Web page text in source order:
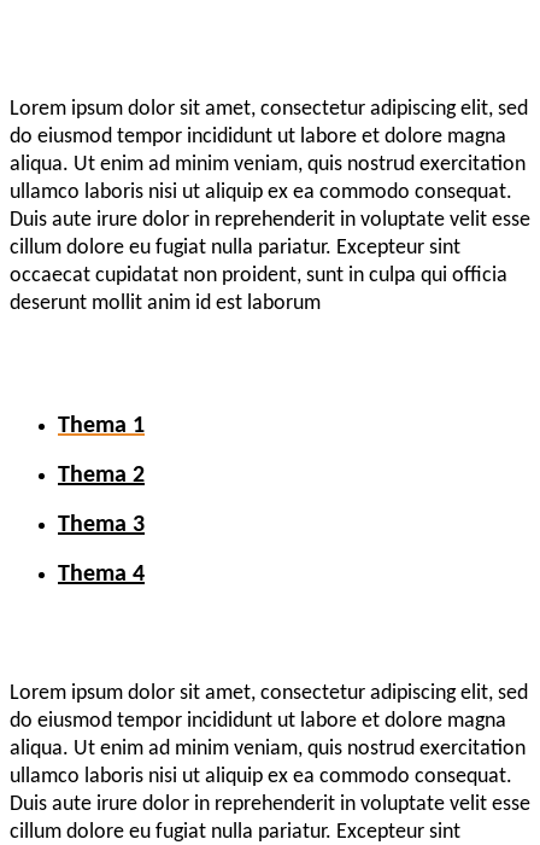
Lorem ipsum dolor sit amet, consectetur adipiscing elit, sed
do eiusmod tempor incididunt ut labore et dolore magna
aliqua. Ut enim ad minim veniam, quis nostrud exercitation
ullamco laboris nisi ut aliquip ex ea commodo consequat.
Duis aute irure dolor in reprehenderit in voluptate velit esse
cillum dolore eu fugiat nulla pariatur. Excepteur sint
occaecat cupidatat non proident, sunt in culpa qui officia
deserunt mollit anim id est laborum
Thema 1
Thema 2
Thema 3
Thema 4
Lorem ipsum dolor sit amet, consectetur adipiscing elit, sed
do eiusmod tempor incididunt ut labore et dolore magna
aliqua. Ut enim ad minim veniam, quis nostrud exercitation
ullamco laboris nisi ut aliquip ex ea commodo consequat.
Duis aute irure dolor in reprehenderit in voluptate velit esse
cillum dolore eu fugiat nulla pariatur. Excepteur sint